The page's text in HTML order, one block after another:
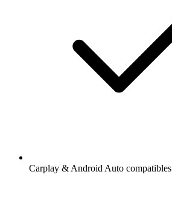
Carplay & Android Auto compatibles